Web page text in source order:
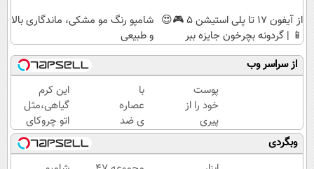
از آیفون 17 تا پلی استیشن 5 🎮😍
📱 | گردونه بچرخون جایزه ببر
شامپو رنگ مو مشکی، ماندگاری بالا
و طبیعی
از سراسر وب
پوست
خود را از
پیری
نجات
دهید!با
با
عصاره
ی ضد
پیری
جلبک
این کرم
گیاهی،مثل
اتو چروکای
پوستتوصاف
میکنه!50%تخفیف
وبگردی